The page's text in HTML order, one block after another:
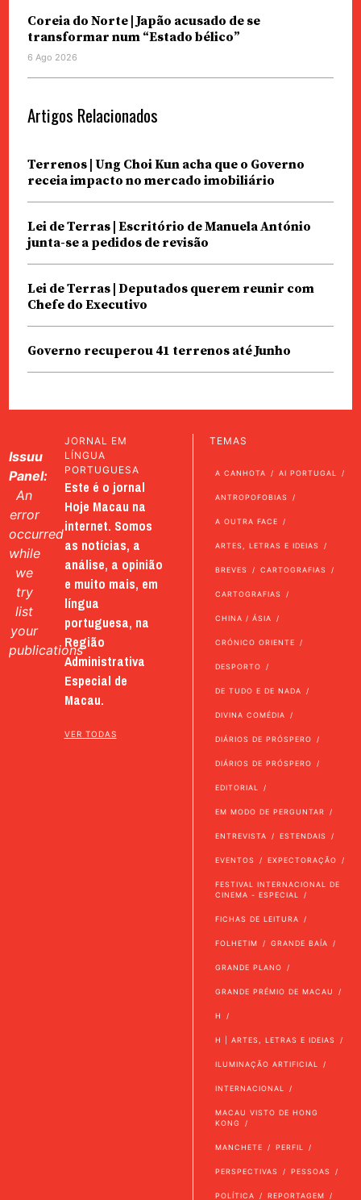
Coreia do Norte | Japão acusado de se
transformar num “Estado bélico”
6 Ago 2026
Artigos Relacionados
Terrenos | Ung Choi Kun acha que o Governo
receia impacto no mercado imobiliário
Lei de Terras | Escritório de Manuela António
junta-se a pedidos de revisão
Lei de Terras | Deputados querem reunir com
Chefe do Executivo
Governo recuperou 41 terrenos até Junho
Issuu
Panel:
An
error
occurred
while
we
try
list
your
publications
JORNAL EM
LÍNGUA
PORTUGUESA
Este é o jornal
Hoje Macau na
internet. Somos
as notícias, a
análise, a opinião
e muito mais, em
língua
portuguesa, na
Região
Administrativa
Especial de
Macau.
VER TODAS
TEMAS
A CANHOTA AI PORTUGAL
ANTROPOFOBIAS
A OUTRA FACE
ARTES, LETRAS E IDEIAS
BREVES CARTOGRAFIAS
CARTOGRAFIAS
CHINA / ÁSIA
CRÓNICO ORIENTE
DESPORTO
DE TUDO E DE NADA
DIVINA COMÉDIA
DIÁRIOS DE PRÓSPERO
DIÁRIOS DE PRÓSPERO
EDITORIAL
EM MODO DE PERGUNTAR
ENTREVISTA ESTENDAIS
EVENTOS EXPECTORAÇÃO
FESTIVAL INTERNACIONAL DE
CINEMA - ESPECIAL
FICHAS DE LEITURA
FOLHETIM GRANDE BAÍA
GRANDE PLANO
GRANDE PRÉMIO DE MACAU
H
H | ARTES, LETRAS E IDEIAS
ILUMINAÇÃO ARTIFICIAL
INTERNACIONAL
MACAU VISTO DE HONG
KONG
MANCHETE PERFIL
PERSPECTIVAS PESSOAS
POLÍTICA REPORTAGEM